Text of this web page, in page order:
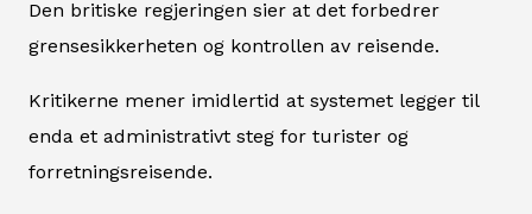
Den britiske regjeringen sier at det forbedrer
grensesikkerheten og kontrollen av reisende.
Kritikerne mener imidlertid at systemet legger til
enda et administrativt steg for turister og
forretningsreisende.